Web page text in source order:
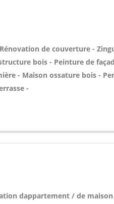
de couverture -
bois - Peinture de
- Maison ossature bois -
-
dappartement / de